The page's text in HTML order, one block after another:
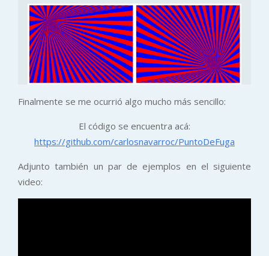
Finalmente se me ocurrió algo mucho más sencillo:
El código se encuentra acá:
https://github.com/carlosnavarroc/PuntoDeFuga
Adjunto también un par de ejemplos en el siguiente
video: